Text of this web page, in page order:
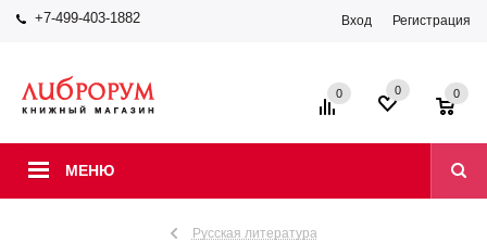
+7-499-403-1882 Вход Регистрация
МЕНЮ
0 0 0
Русская литература